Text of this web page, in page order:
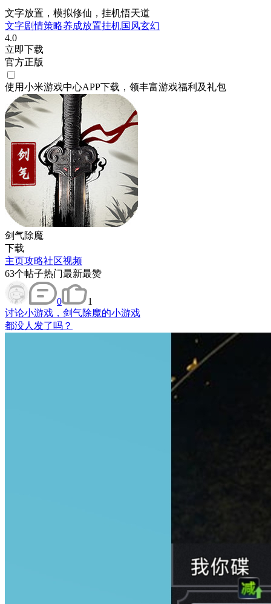
文字放置，模拟修仙，挂机悟天道
文字剧情策略养成放置挂机国风玄幻
4.0
立即下载
官方正版
使用小米游戏中心APP下载 ，领丰富游戏福利 及礼包
剑气除魔
下载
主页攻略社区视频
63个帖子热门最新最赞
0
1
讨论小游戏，剑气除魔的小游戏
都没人发了吗？